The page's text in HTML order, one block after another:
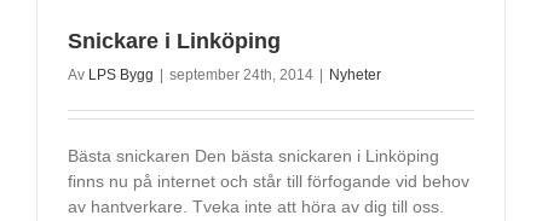
Snickare i Linköping
Av LPS Bygg september 24th, 2014 Nyheter
Bästa snickaren Den bästa snickaren i Linköping
finns nu på internet och står till förfogande vid behov
av hantverkare. Tveka inte att höra av dig till oss.